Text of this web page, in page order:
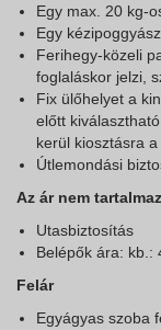
Egy max. 20 kg-
Egy
Ferihegy-közeli
foglaláskor jelzi,
Fix ülőhelyet a
előtt
kerül kiosztásra
Útlemondási
Az ár nem
Utasbiztosítás
Belépők ára: kb.:
Felár
Egyágyas szoba